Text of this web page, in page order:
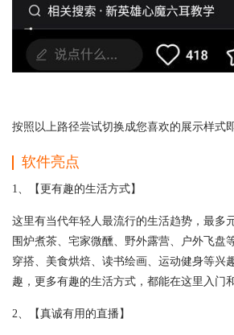
按照以上路径尝试切换成您喜欢的展示样式
软件亮点
1、【更有趣的生活方式】
这里有当代年轻人最流行的生活趋势，最多
围炉煮茶、宅家微醺、野外露营、户外飞盘
穿搭、美食烘焙、读书绘画、运动健身等兴
趣，更多有趣的生活方式，都能在这里入门
2、【真诚有用的直播】